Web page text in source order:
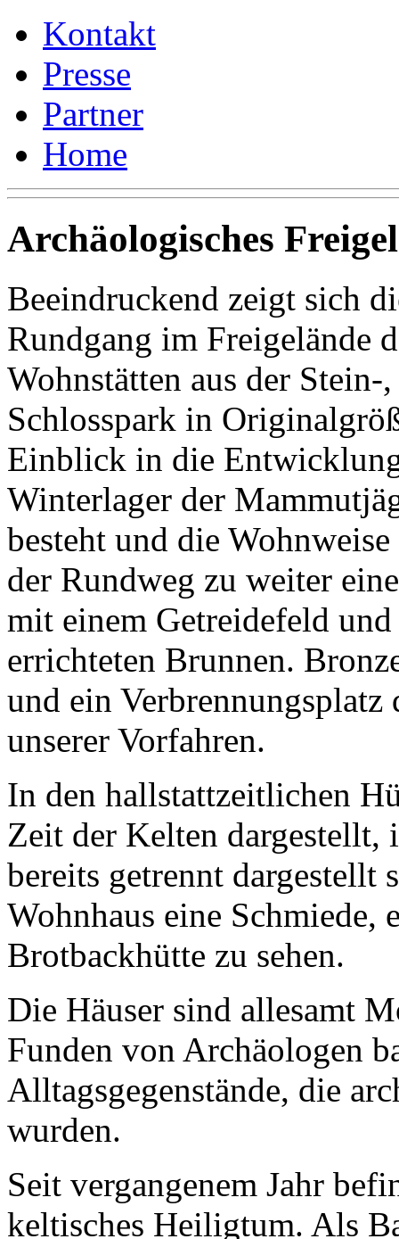
Kontakt
Presse
Partner
Home
Archäologisches
Beeindruckend zeigt sich
Rundgang im Freigelände
Wohnstätten aus der
Schlosspark in
Einblick in die
Winterlager der
besteht und die
der Rundweg zu weiter
mit einem Getreidefeld
errichteten Brunnen.
und ein
unserer Vorfahren.
In den hallstattzeitlichen
Zeit der Kelten dargestellt,
bereits getrennt dargestellt
Wohnhaus eine Schmiede,
Brotbackhütte zu sehen.
Die Häuser sind allesamt
Funden von Archäologen
Alltagsgegenstände, die
wurden.
Seit vergangenem Jahr
keltisches Heiligtum. Als